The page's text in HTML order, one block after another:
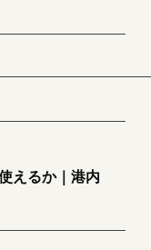
えるか｜港内